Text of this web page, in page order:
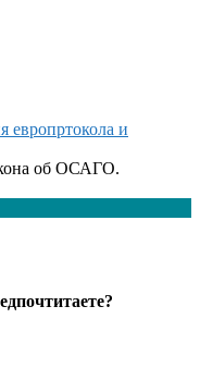
европртокола и
об ОСАГО.